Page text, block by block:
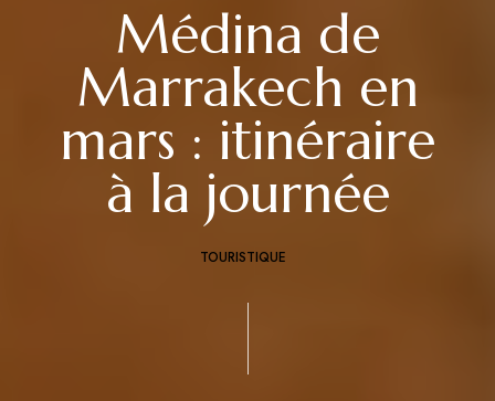
Médina de
Marrakech en
mars : itinéraire
à la journée
TOURISTIQUE